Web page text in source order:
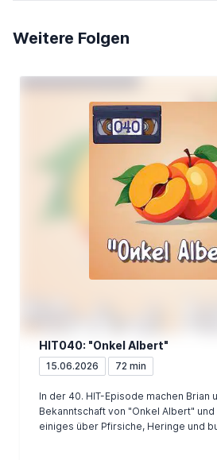
Weitere Folgen
HIT040: "Onkel Albert"
15.06.2026 72 min
In der 40. HIT-Episode machen Brian
Bekanntschaft von "Onkel Albert"
einiges über Pfirsiche, Heringe und